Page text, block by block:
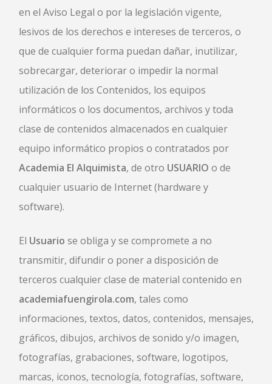
en el Aviso Legal o por la legislación vigente,
lesivos de los derechos e intereses de terceros, o
que de cualquier forma puedan dañar, inutilizar,
sobrecargar, deteriorar o impedir la normal
utilización de los Contenidos, los equipos
informáticos o los documentos, archivos y toda
clase de contenidos almacenados en cualquier
equipo informático propios o contratados por
Academia El Alquimista, de otro USUARIO o de
cualquier usuario de Internet (hardware y
software).
El Usuario se obliga y se compromete a no
transmitir, difundir o poner a disposición de
terceros cualquier clase de material contenido en
academiafuengirola.com, tales como
informaciones, textos, datos, contenidos, mensajes,
gráficos, dibujos, archivos de sonido y/o imagen,
fotografías, grabaciones, software, logotipos,
marcas, iconos, tecnología, fotografías, software,